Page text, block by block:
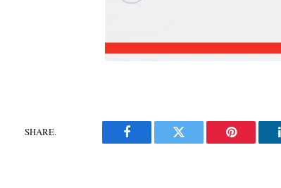
SHARE.
Facebook Twitter Pinterest